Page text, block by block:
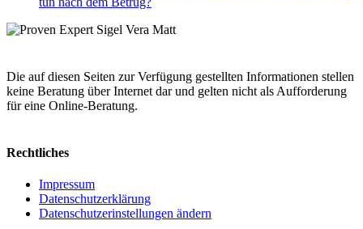
Die auf diesen Seiten zur Verfügung gestellten Informationen stellen
keine Beratung über Internet dar und gelten nicht als Aufforderung
für eine Online-Beratung.
Rechtliches
Impressum
Datenschutzerklärung
Datenschutzerinstellungen ändern